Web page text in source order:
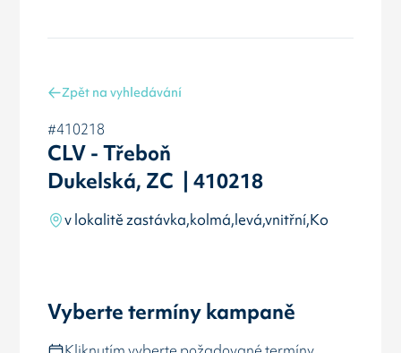
Zpět na vyhledávání
#410218
CLV - Třeboň
Dukelská, ZC | 410218
v lokalitě zastávka,kolmá,levá,vnitřní,Ko
Vyberte termíny kampaně